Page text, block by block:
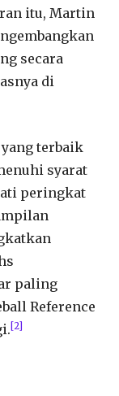
itu, Martin
secara
di
yang terbaik
syarat
peringkat
paling
Reference
[2]